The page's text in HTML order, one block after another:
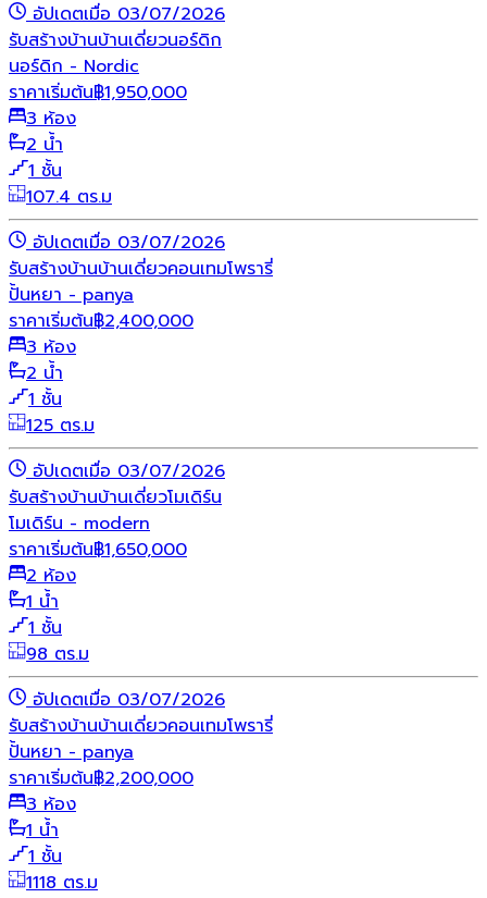
อัปเดตเมื่อ 03/07/2026
รับสร้างบ้านบ้านเดี่ยวนอร์ดิก
นอร์ดิก - Nordic
ราคาเริ่มต้น฿1,950,000
3 ห้อง
2 น้ำ
1 ชั้น
107.4 ตร.ม
อัปเดตเมื่อ 03/07/2026
รับสร้างบ้านบ้านเดี่ยวคอนเทมโพรารี่
ปั้นหยา - panya
ราคาเริ่มต้น฿2,400,000
3 ห้อง
2 น้ำ
1 ชั้น
125 ตร.ม
อัปเดตเมื่อ 03/07/2026
รับสร้างบ้านบ้านเดี่ยวโมเดิร์น
โมเดิร์น - modern
ราคาเริ่มต้น฿1,650,000
2 ห้อง
1 น้ำ
1 ชั้น
98 ตร.ม
อัปเดตเมื่อ 03/07/2026
รับสร้างบ้านบ้านเดี่ยวคอนเทมโพรารี่
ปั้นหยา - panya
ราคาเริ่มต้น฿2,200,000
3 ห้อง
1 น้ำ
1 ชั้น
1118 ตร.ม